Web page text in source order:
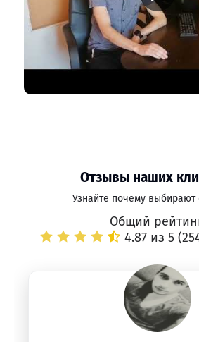
Отзывы наших
Узнайте почему выбирают
Общий
4.87 из 5 (